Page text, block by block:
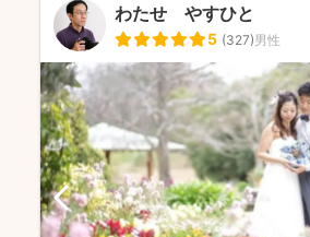
わたせ やすひと
5 (327)男性